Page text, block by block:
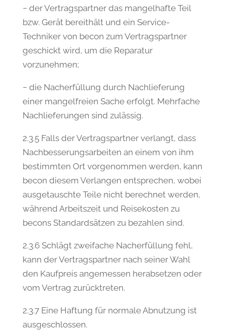
− der Vertragspartner das mangelhafte Teil
bzw. Gerät bereithält und ein Service-
Techniker von becon zum Vertragspartner
geschickt wird, um die Reparatur
vorzunehmen;
− die Nacherfüllung durch Nachlieferung
einer mangelfreien Sache erfolgt. Mehrfache
Nachlieferungen sind zulässig.
2.3.5 Falls der Vertragspartner verlangt, dass
Nachbesserungsarbeiten an einem von ihm
bestimmten Ort vorgenommen werden, kann
becon diesem Verlangen entsprechen, wobei
ausgetauschte Teile nicht berechnet werden,
während Arbeitszeit und Reisekosten zu
becons Standardsätzen zu bezahlen sind.
2.3.6 Schlägt zweifache Nacherfüllung fehl,
kann der Vertragspartner nach seiner Wahl
den Kaufpreis angemessen herabsetzen oder
vom Vertrag zurücktreten.
2.3.7 Eine Haftung für normale Abnutzung ist
ausgeschlossen.